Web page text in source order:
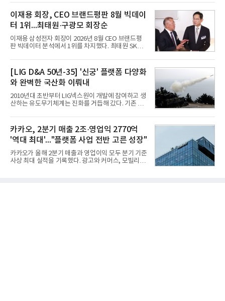
17% 증가하
장비 설치 없이 일고리즘 만으로 선박의 탄소 배출량
을 모니터링 및 예측하며, 연료 소비를 최소화하는 운
항 가이드라인을 제공한다.오션와이즈의 핵심 기능은
CI(탄소집약도지수) 실시간 관리 예측, 시 기반 최적
항로 추천, 선단 관리 등이다. HD현대오일뱅크와의
실증에서는 총 13개 구간, 10만6000km 항해를 통해
평균 5.3%의 연료 질감 효과를 입증했다. 이는 연간 1
의 핵심
이재용 회장, CEO 브랜드평판 8월 빅데이
터 1위...최태원·구광모 회장순
이재용 삼성전자 회장이 2026년 8월 CEO 브랜드평
판 빅데이터 분석에서 1위를 차지했다. 최태원 SK그
국기업평판연구소(소장 구창환)는 빅데이터뉴스와
함께 60명의 CEO 브랜드를 대상으로 2026년 7월 6
일부터 8월 6일까지 수집된 소비자 빅데이터
7,395,735건을 분석한 결과, 삼성 이재용 회장이 브
랜드평판지수 1,984,715를 기록하며 8월 1위에 올랐
다고 밝혔다. 분석에 활용된 빅데이터는 지난 7월
(14,233,797건) 대비 48.04% 감소한 수치다.8월
김승연, 이재현, 강호동, 김범수, 양종
[LIG D&A 50년-35] '신궁' 플랫폼 다양화
와 완벽한 국산화 이뤄내
2010년대 초반부터 LIG넥스원이 개발에 참여하고 생
산하는 유도무기체계는 진화를 거듭해 갔다. 기존 무
용도가 떨어지는 재래식 무기를 새롭게 활용하는 방
안이 강구됐다. 또 핵심 구성품 국산화를 통해 수출상
의 제약을 해소하고자 노력했다. 이러한 LIG넥스원의
신기술 개발 성과가 집약된 무기체계가 바로 휴대용
지대공 유도무기 ‘신궁’이다.신궁은 이미 2009년 수
출을 위한 개량형 멀티런처 개발을 완료함으로써 기
능 다양화와 계열화 가능성을 선보인 바 있었다. 이번
카카오, 2분기 매출 2조·영업익 2770억
'역대 최대'..."플랫폼 사업 전반 고른 성장"
카카오가 올해 2분기 매출과 영업이익 모두 분기 기준
사상 최대 실적을 기록했다. 광고와 커머스, 모빌리